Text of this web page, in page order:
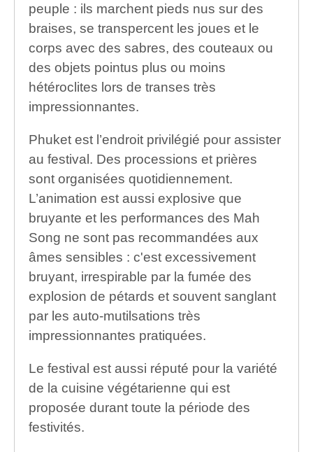
peuple : ils marchent pieds nus sur des
braises, se transpercent les joues et le
corps avec des sabres, des couteaux ou
des objets pointus plus ou moins
hétéroclites lors de transes très
impressionnantes.
Phuket est l’endroit privilégié pour assister
au festival. Des processions et prières
sont organisées quotidiennement.
L’animation est aussi explosive que
bruyante et les performances des Mah
Song ne sont pas recommandées aux
âmes sensibles : c'est excessivement
bruyant, irrespirable par la fumée des
explosion de pétards et souvent sanglant
par les auto-mutilsations très
impressionnantes pratiquées.
Le festival est aussi réputé pour la variété
de la cuisine végétarienne qui est
proposée durant toute la période des
festivités.